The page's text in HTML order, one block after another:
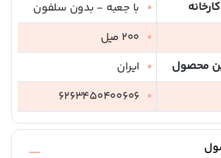
با جعبه - بدون سلفون
200 میل
محصول
ایران
6263450400606